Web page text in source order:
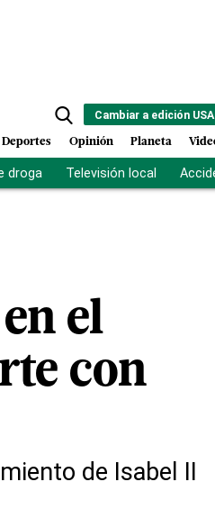
Cambiar a edición USA
Deportes Opinión Planeta
droga Televisión local
el
con
de Isabel II